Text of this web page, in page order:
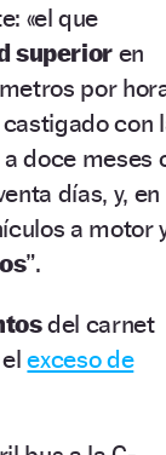
«el que
superioren
por
con
doce meses
días, y, en
a motor
”.
del carnet
elexceso de